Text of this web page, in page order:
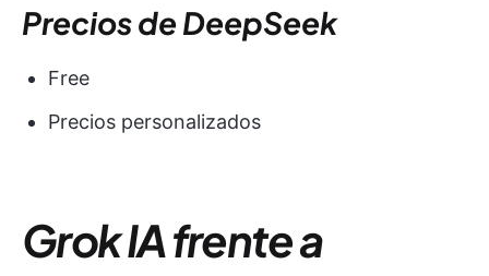
Precios de DeepSeek
Free
Precios personalizados
Grok IA frente a